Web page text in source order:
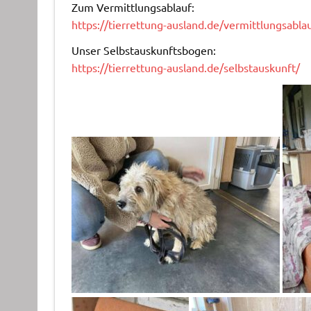
Zum Vermittlungsablauf:
https://tierrettung-ausland.de/
Unser Selbstauskunftsbogen:
https://tierrettung-ausland.de/selbstauskunft/